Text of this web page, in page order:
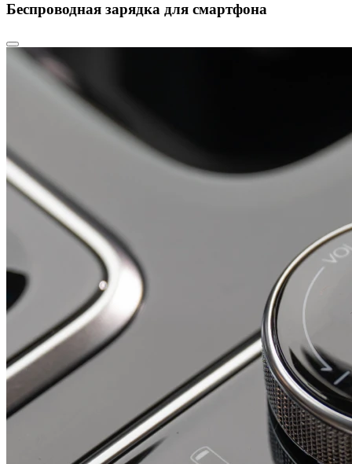
Беспроводная зарядка для смартфона